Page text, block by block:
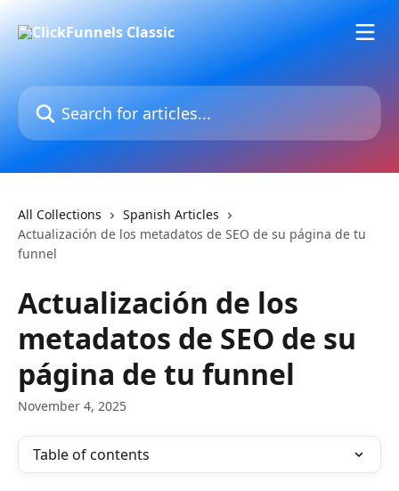
Search for articles...
All Collections
Spanish Articles
Actualización de los metadatos de SEO de su página de tu
funnel
Actualización de los
metadatos de SEO de su
página de tu funnel
November 4, 2025
Table of contents